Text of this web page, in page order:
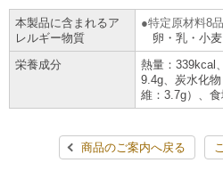
チケット
各種料金のお支払い
CNプレイガイド
国内店舗数
4VISIONS
サステナビリティニュース
サステナビリティレポート
Language
English (Corporate)
English (Services)
한국어(서비스)
本製品に含まれるア
レルギー物質
特定原材料8
卵・乳・小麦
栄養成分
熱量：339kcal
9.4g、炭水化
維：3.7g）、
商品のご案内へ戻る